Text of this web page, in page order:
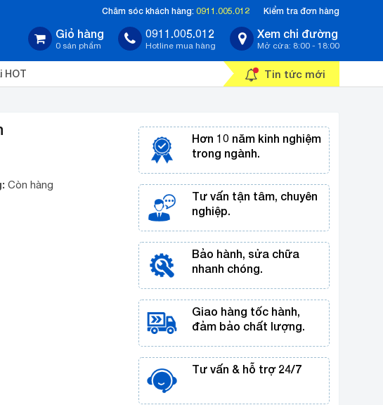
Chăm sóc khách hàng: 0911.005.012 Kiểm tra đơn hàng
Giỏ hàng
0 sản phẩm
0911.005.012
Hotline mua hàng
Xem chỉ đường
Mở cửa: 8:00 - 18:00
HOT Tin tức mới
Còn hàng
Hơn 10 năm kinh nghiệm
trong ngành.
Tư vấn tận tâm, chuyên
nghiệp.
Bảo hành, sửa chữa
nhanh chóng.
Giao hàng tốc hành,
đảm bảo chất lượng.
Tư vấn & hỗ trợ 24/7